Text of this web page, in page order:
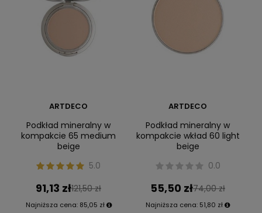
ARTDECO
Podkład mineralny w
kompakcie 65 medium
beige
5.0
91,13 zł121,50 zł
Najniższa cena: 85,05 zł
ARTDECO
Podkład mineralny w
kompakcie wkład 60 light
beige
0.0
55,50 zł74,00 zł
Najniższa cena: 51,80 zł